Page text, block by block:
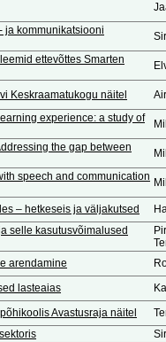
ja kommunikatsiooni
ettevõttes Smarten
Keskraamatukogu näitel
experience: a study of
the gap between
speech and communication
– hetkeseis ja väljakutsed
selle kasutusvõimalused
arendamine
lasteaias
Avastusraja näitel